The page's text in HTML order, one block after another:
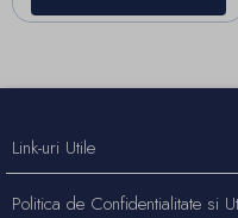
Link-uri Utile
Politica de Confidentialitate si